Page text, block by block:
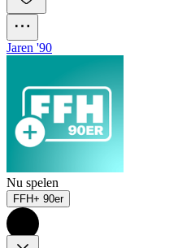
Jaren '90
Nu spelen
FFH+ 90er